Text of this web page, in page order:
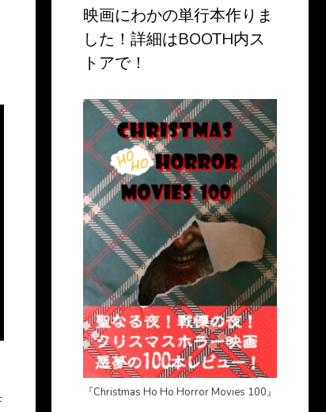
映画にわかの単行本作りま
した！詳細はBOOTH内ス
トアで！
『Christmas Ho Ho Horror Movies 100』